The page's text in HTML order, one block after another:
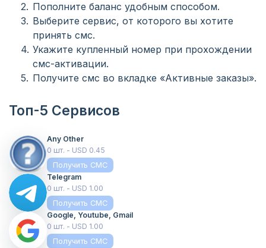
Пополните баланс удобным способом.
Выберите сервис, от которого вы хотите
принять смс.
Укажите купленный номер при прохождении
смс-активации.
Получите смс во вкладке «Активные заказы».
Топ-5 Сервисов
Any Other
0 шт. - USD 0.45
Получить СМС
Telegram
0 шт. - USD 1.00
Получить СМС
Google, Youtube, Gmail
0 шт. - USD 1.00
Получить СМС